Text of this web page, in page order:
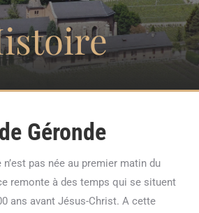
Géronde
pas née au premier matin du
remonte à des temps qui se situent
ans avant Jésus-Christ. A cette